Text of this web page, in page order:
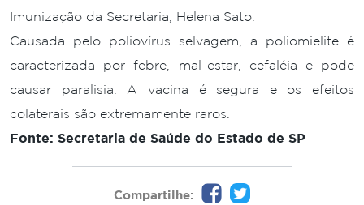
Imunização da Secretaria, Helena Sato.
Causada pelo poliovírus selvagem, a poliomielite é
caracterizada por febre, mal-estar, cefaléia e pode
causar paralisia. A vacina é segura e os efeitos
colaterais são extremamente raros.
Fonte: Secretaria de Saúde do Estado de SP
Compartilhe: